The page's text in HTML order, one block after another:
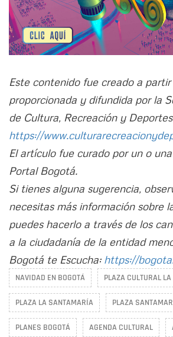
Este contenido fue creado a
proporcionada y difundida por la
de Cultura, Recreación y
https://
El artículo fue curado por un o
Portal Bogotá.
Si tienes alguna sugerencia,
necesitas más información sobre
puedes hacerlo a través de los
a la ciudadanía de la entidad
Bogotá te Escucha: https://
NAVIDAD EN BOGOTÁ PLAZA CULTURAL
PLAZA LA SANTAMARÍA PLAZA
PLANES BOGOTÁ AGENDA CULTURAL